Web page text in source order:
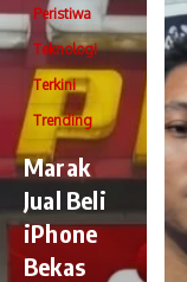
Peristiwa
Teknologi
Terkini
Trending
​Marak
Jual Beli
iPhone
Bekas